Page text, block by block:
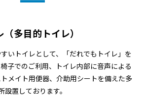
多目的トイレ）
いトイレとして、「だれでもトイレ」を
子でのご利用、トイレ内部に音声による
メイト用便器、介助用シートを備えた多
置しております。